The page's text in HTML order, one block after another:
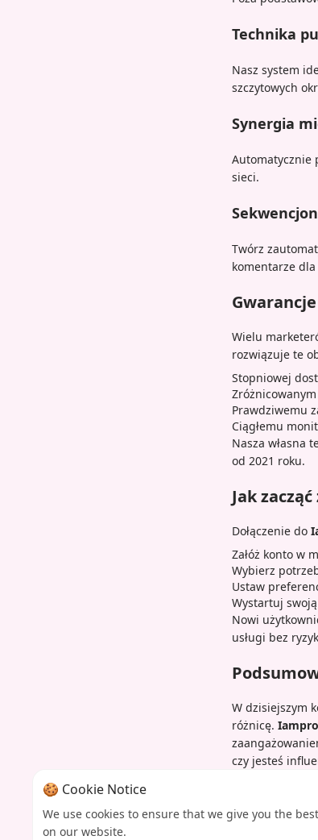
Technika
Nasz system
szczytowych
Synergia
Automatycznie
sieci.
Twórz
komentarze
Wielu
rozwiązuje te
Stopniowej
Prawdziwemu
Ciągłemu
Nasza własna
od 2021 roku.
Jak
Dołączenie do
Załóż konto w
Wybierz
Ustaw
Wystartuj
Nowi
usługi bez
W dzisiejszym
różnicę.
czy jesteś
potrzebujesz,
Gotowy, aby
przyszłości
🍪 Cookie Notice
We use cookies to ensure that we give you the
on our website.